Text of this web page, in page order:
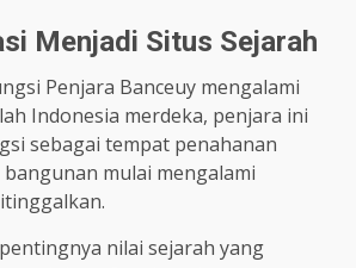
Menjadi Situs Sejarah
Penjara Banceuy mengalami
Indonesia merdeka, penjara ini
sebagai tempat penahanan
bangunan mulai mengalami
nilai sejarah yang